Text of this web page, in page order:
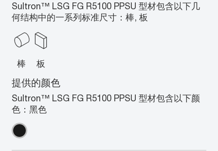
Sultron™ LSG FG R5100 PPSU 型材包含以下几
何结构中的一系列标准尺寸：棒, 板
棒 板
提供的颜色
Sultron™ LSG FG R5100 PPSU 型材包含以下颜
色：黑色